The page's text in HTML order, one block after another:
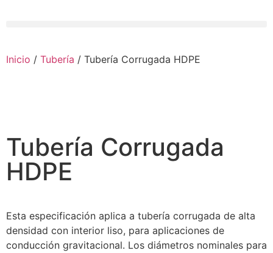
Inicio / Tubería / Tubería Corrugada HDPE
Tubería Corrugada
HDPE
Esta especificación aplica a tubería corrugada de alta
densidad con interior liso, para aplicaciones de
conducción gravitacional. Los diámetros nominales para